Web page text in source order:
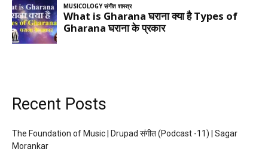
Recent Posts
The Foundation of Music | Drupad संगीत (Podcast -11) | Sagar
Morankar